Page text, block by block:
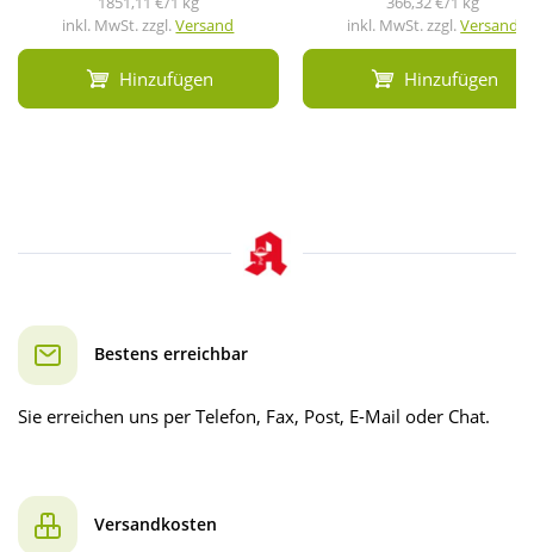
inkl. MwSt. zzgl.Versand
Hinzufügen
inkl. MwSt. zzgl.Versand
Hinzufügen
Bestens erreichbar
Sie erreichen uns per Telefon, Fax, Post, E-Mail oder Chat.
Versandkosten